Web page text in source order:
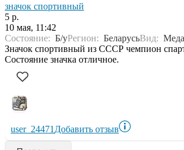
значок спортивный
5 р.
10 мая, 11:42
Состояние: Б/уРегион: БеларусьВид:
Значок спортивный из СССР чемпион
Состояние значка отличное.
user_24471 Добавить отзыв